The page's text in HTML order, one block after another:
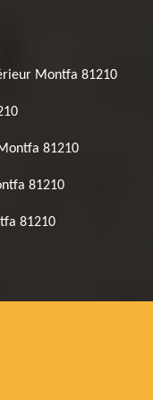
Montfa 81210
81210
81210
81210